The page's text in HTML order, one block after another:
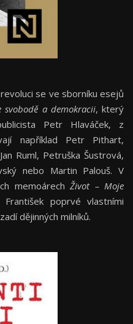
se ve sborníku esejů
svobodě a demokracii, který
Petr Hlaváček, z
například Petr Pithart,
Ruml, Petruška Šustrová,
nebo Martin Palouš. V
memoárech Život – Moje
poprvé vlastními
dějinných milníků.